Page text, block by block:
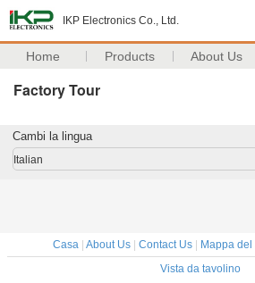
IKP Electronics Co., Ltd.
Home Products About Us
Factory Tour
Cambi la lingua
Italian
Casa About Us Contact Us Mappa del
Vista da tavolino